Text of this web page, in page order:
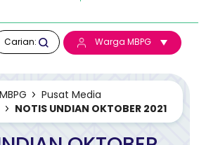
Carian: Warga MBPG
MBPG
Pusat Media
NOTIS UNDIAN OKTOBER 2021